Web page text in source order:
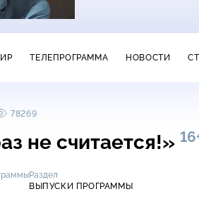
ТЕЛЕПРОГРАММА НОВОСТИ
78269
не считается!»
Раздел
ВЫПУСКИ ПРОГРАММЫ